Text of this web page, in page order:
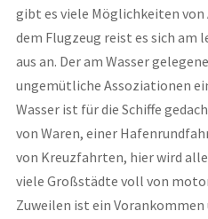
gibt es viele Möglichkeiten von
dem Flugzeug reist es sich am
aus an. Der am Wasser
ungemütliche Assoziationen
Wasser ist für die Schiffe
von Waren, einer
von Kreuzfahrten, hier wird
viele Großstädte voll von
Zuweilen ist ein Vorankommen